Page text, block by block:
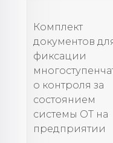
Комплект
документов
фиксации
о контроля за
состоянием
системы ОТ на
предприятии